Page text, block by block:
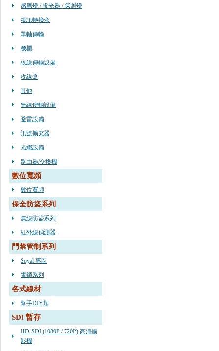
感應燈 / 投光器 / 探照燈
視訊轉換盒
單軸傳輸
機櫃
絞線傳輸設備
收線盒
其他
無線傳輸設備
避雷設備
訊號擴充器
光纖設備
路由器/交換機
數位寬頻
數位寬頻
保全防盜系列
無線防盜系列
紅外線偵測器
門禁管制系列
Soyal 專區
電鎖系列
各式線材
幫手DIY類
SDI 暫存
HD-SDI (1080P / 720P) 高清攝
影機